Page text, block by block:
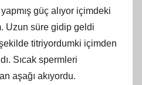
güç alıyor içimdeki
Uzun süre gidip geldi
titriyordumki içimden
Sıcak spermleri
aşağı akıyordu.